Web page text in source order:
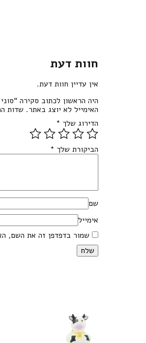
חוות דעת
אין עדיין חוות דעת.
היה הראשון לכתוב סקירה
האימייל לא יוצג באתר. שדות
הדירוג שלך *
הביקורת שלך *
שם
אימייל
שמור בדפדפן זה את השם,